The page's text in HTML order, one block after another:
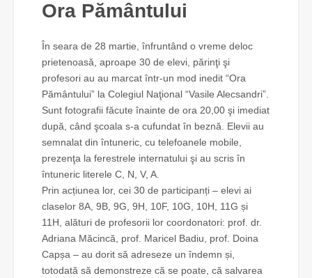
Ora Pământului
În seara de 28 martie, înfruntând o vreme deloc
prietenoasă, aproape 30 de elevi, părinţi şi
profesori au au marcat într-un mod inedit “Ora
Pământului” la Colegiul Naţional “Vasile Alecsandri”.
Sunt fotografii făcute înainte de ora 20,00 şi imediat
după, când şcoala s-a cufundat în beznă. Elevii au
semnalat din întuneric, cu telefoanele mobile,
prezenţa la ferestrele internatului şi au scris în
întuneric literele C, N, V, A.
Prin acțiunea lor, cei 30 de participanți – elevi ai
claselor 8A, 9B, 9G, 9H, 10F, 10G, 10H, 11G și
11H, alături de profesorii lor coordonatori: prof. dr.
Adriana Măcincă, prof. Maricel Badiu, prof. Doina
Capșa – au dorit să adreseze un îndemn și,
totodată să demonstreze că se poate, că salvarea